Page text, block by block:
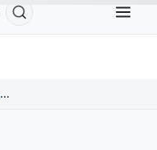
USDTUS$0.9991 BNB
Polymarket内幕交易：知情与违法之间的灰色地带